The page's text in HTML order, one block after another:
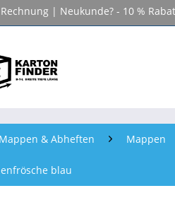
| Neukunde? - 10 %
& Abheften Mappen
blau